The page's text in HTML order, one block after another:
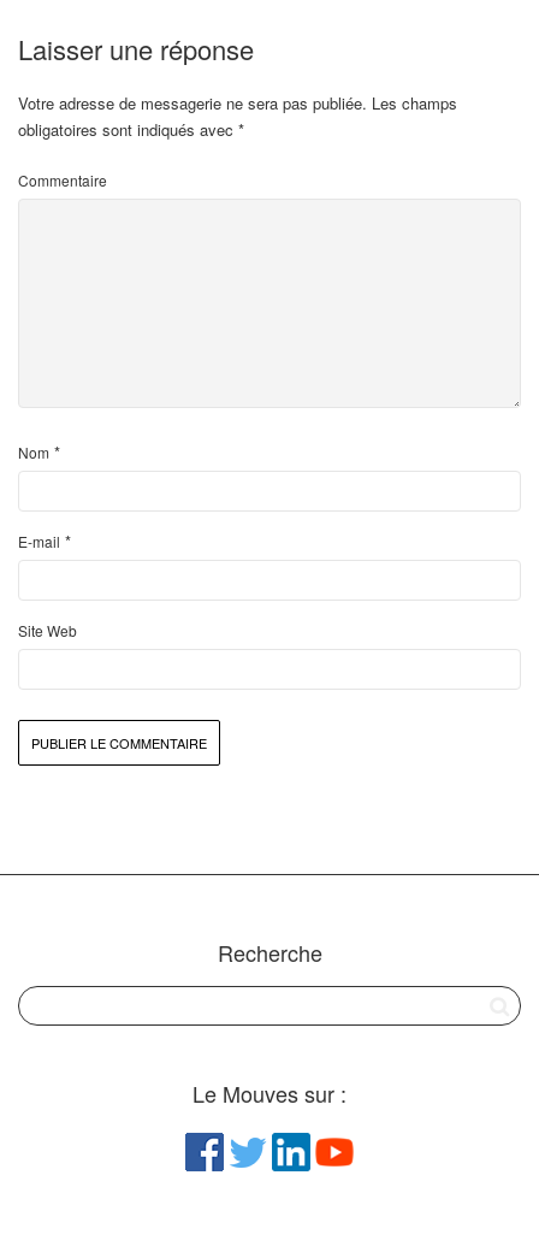
Laisser une réponse
Votre adresse de messagerie ne sera pas publiée. Les champs
obligatoires sont indiqués avec *
Commentaire
Nom *
E-mail *
Site Web
Recherche
Le Mouves sur :